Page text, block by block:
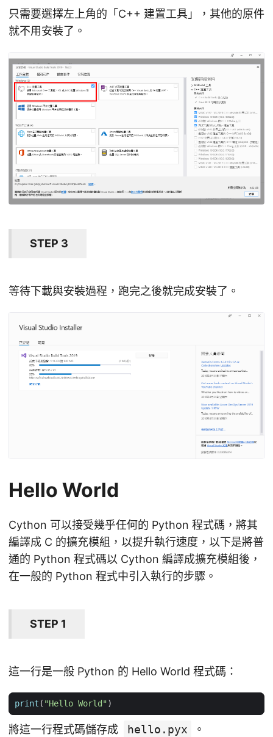
只需要選擇左上角的「C++ 建置工具」，其他的原件
就不用安裝了。
STEP 3
等待下載與安裝過程，跑完之後就完成安裝了。
Hello World
Cython 可以接受幾乎任何的 Python 程式碼，將其
編譯成 C 的擴充模組，以提升執行速度，以下是將普
通的 Python 程式碼以 Cython 編譯成擴充模組後，
在一般的 Python 程式中引入執行的步驟。
STEP 1
這一行是一般 Python 的 Hello World 程式碼：
print ( "Hello World")
將這一行程式碼儲存成 hello.pyx 。